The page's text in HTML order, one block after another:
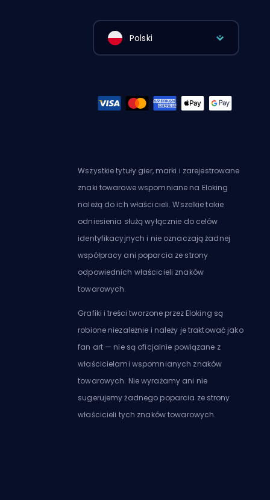
Polski
Wszystkie tytuły gier, marki i zarejestrowane
znaki towarowe wspomniane na Eloking
należą do ich właścicieli. Wszelkie takie
odniesienia służą wyłącznie do celów
identyfikacyjnych i nie oznaczają żadnej
współpracy ani poparcia ze strony
odpowiednich właścicieli znaków
towarowych.
Grafiki i treści tworzone przez Eloking są
robione niezależnie i należy je traktować jako
fan art — nie są oficjalnie powiązane z
właścicielami wspomnianych znaków
towarowych. Nie wyrażamy ani nie
sugerujemy żadnego poparcia ze strony
właścicieli tych znaków towarowych.